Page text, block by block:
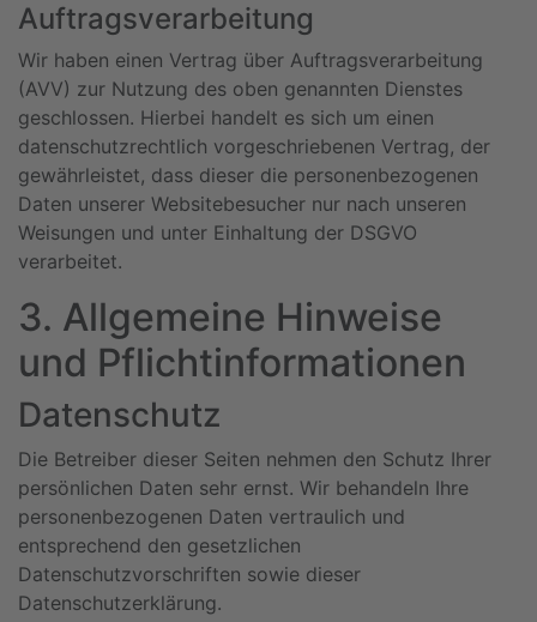
Auftragsverarbeitung
Wir haben einen Vertrag über Auftragsverarbeitung
(AVV) zur Nutzung des oben genannten Dienstes
geschlossen. Hierbei handelt es sich um einen
datenschutzrechtlich vorgeschriebenen Vertrag, der
gewährleistet, dass dieser die personenbezogenen
Daten unserer Websitebesucher nur nach unseren
Weisungen und unter Einhaltung der DSGVO
verarbeitet.
3. Allgemeine Hinweise
und Pflicht­informationen
Datenschutz
Die Betreiber dieser Seiten nehmen den Schutz Ihrer
persönlichen Daten sehr ernst. Wir behandeln Ihre
personenbezogenen Daten vertraulich und
entsprechend den gesetzlichen
Datenschutzvorschriften sowie dieser
Datenschutzerklärung.